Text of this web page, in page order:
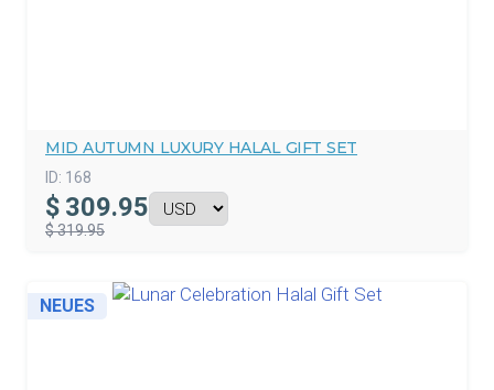
MID AUTUMN LUXURY HALAL GIFT SET
ID: 168
$ 309.95
$ 319.95
NEUES